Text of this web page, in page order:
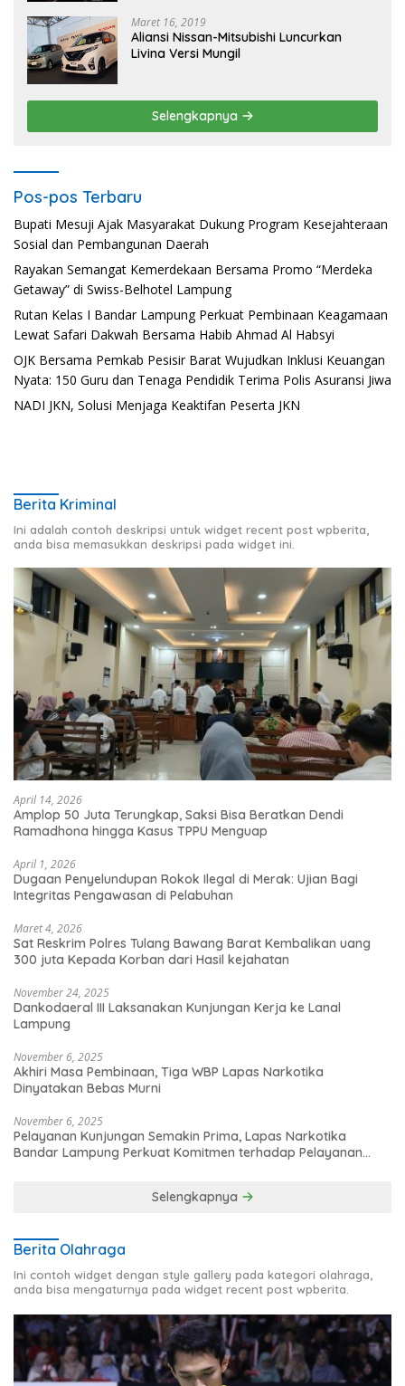
Maret 16, 2019
Aliansi Nissan-Mitsubishi Luncurkan
Livina Versi Mungil
Selengkapnya
Pos-pos Terbaru
Bupati Mesuji Ajak Masyarakat Dukung Program Kesejahteraan
Sosial dan Pembangunan Daerah
Rayakan Semangat Kemerdekaan Bersama Promo “Merdeka
Getaway” di Swiss-Belhotel Lampung
Rutan Kelas I Bandar Lampung Perkuat Pembinaan Keagamaan
Lewat Safari Dakwah Bersama Habib Ahmad Al Habsyi
OJK Bersama Pemkab Pesisir Barat Wujudkan Inklusi Keuangan
Nyata: 150 Guru dan Tenaga Pendidik Terima Polis Asuransi Jiwa
NADI JKN, Solusi Menjaga Keaktifan Peserta JKN
Berita Kriminal
Ini adalah contoh deskripsi untuk widget recent post wpberita,
anda bisa memasukkan deskripsi pada widget ini.
April 14, 2026
Amplop 50 Juta Terungkap, Saksi Bisa Beratkan Dendi
Ramadhona hingga Kasus TPPU Menguap
April 1, 2026
Dugaan Penyelundupan Rokok Ilegal di Merak: Ujian Bagi
Integritas Pengawasan di Pelabuhan
Maret 4, 2026
Sat Reskrim Polres Tulang Bawang Barat Kembalikan uang
300 juta Kepada Korban dari Hasil kejahatan
November 24, 2025
Dankodaeral III Laksanakan Kunjungan Kerja ke Lanal
Lampung
November 6, 2025
Akhiri Masa Pembinaan, Tiga WBP Lapas Narkotika
Dinyatakan Bebas Murni
November 6, 2025
Pelayanan Kunjungan Semakin Prima, Lapas Narkotika
Bandar Lampung Perkuat Komitmen terhadap Pelayanan
Selengkapnya
Berita Olahraga
Ini contoh widget dengan style gallery pada kategori olahraga,
anda bisa mengaturnya pada widget recent post wpberita.